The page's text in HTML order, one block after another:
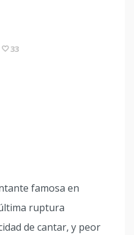
33
famosa en
ruptura
de cantar, y peor